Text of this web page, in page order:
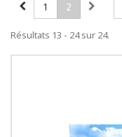
1 2
Résultats 13 - 24 sur 24.